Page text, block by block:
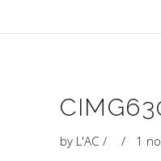
by L'AC 1